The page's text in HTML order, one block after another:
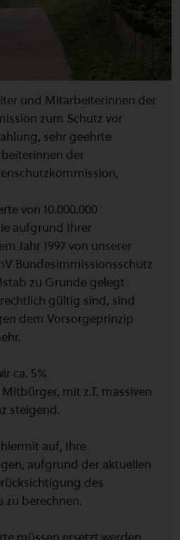
und Mitarbeiterinnen der
zum Schutz vor
sehr geehrte
der
von 10.000.000
aufgrund Ihrer
Jahr 1997 von unserer
Bundesimmissionsschutz
zu Grunde gelegt
gültig sind, sind
dem Vorsorgeprinzip
ca. 5%
mit z.T. massiven
steigend.
auf, Ihre
aufgrund der aktuellen
des
zu berechnen.